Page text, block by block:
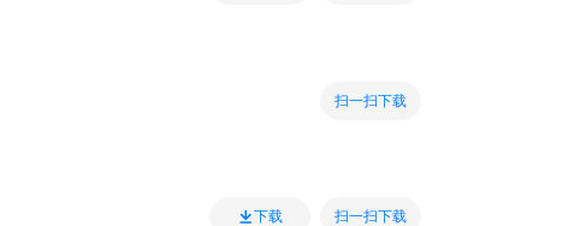
扫一扫下载
下载 扫一扫下载